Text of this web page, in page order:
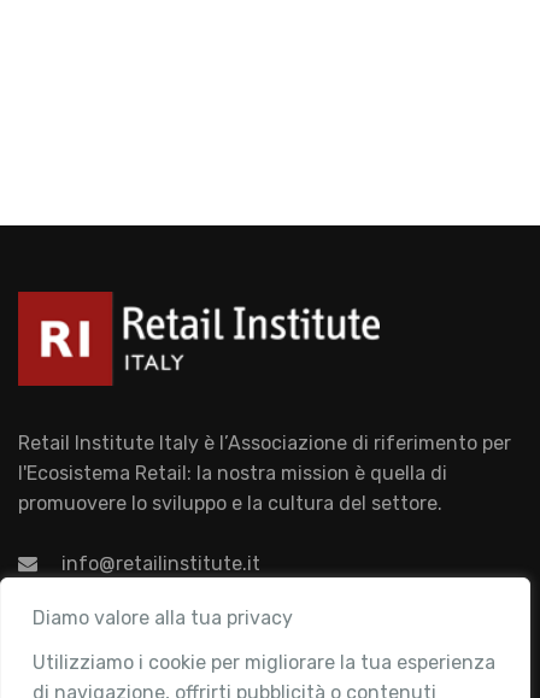
Diamo valore alla tua privacy
Utilizziamo i cookie per migliorare la tua esperienza
di navigazione, offrirti pubblicità o contenuti
Retail Institute Italy è l’Associazione di riferimento per
l'Ecosistema Retail: la nostra mission è quella di
promuovere lo sviluppo e la cultura del settore.
info@retailinstitute.it
Associazione
Chi siamo